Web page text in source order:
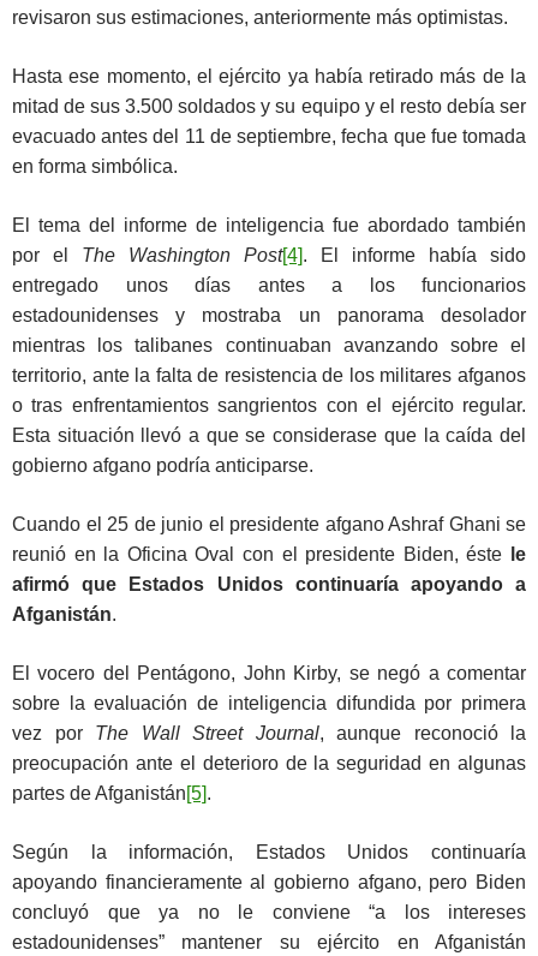
revisaron sus estimaciones, anteriormente más optimistas.
Hasta ese momento, el ejército ya había retirado más de la
mitad de sus 3.500 soldados y su equipo y el resto debía ser
evacuado antes del 11 de septiembre, fecha que fue tomada
en forma simbólica.
El tema del informe de inteligencia fue abordado también
por el The Washington Post[4]. El informe había sido
entregado unos días antes a los funcionarios
estadounidenses y mostraba un panorama desolador
mientras los talibanes continuaban avanzando sobre el
territorio, ante la falta de resistencia de los militares afganos
o tras enfrentamientos sangrientos con el ejército regular.
Esta situación llevó a que se considerase que la caída del
gobierno afgano podría anticiparse.
Cuando el 25 de junio el presidente afgano Ashraf Ghani se
reunió en la Oficina Oval con el presidente Biden, éste
le
afirmó que Estados Unidos continuaría apoyando a
Afganistán.
El vocero del Pentágono, John Kirby, se negó a comentar
sobre la evaluación de inteligencia difundida por primera
vez por The Wall Street Journal, aunque reconoció la
preocupación ante el deterioro de la seguridad en algunas
partes de Afganistán[5].
Según la información, Estados Unidos continuaría
apoyando financieramente al gobierno afgano, pero Biden
concluyó que ya no le conviene “a los intereses
estadounidenses” mantener su ejército en Afganistán